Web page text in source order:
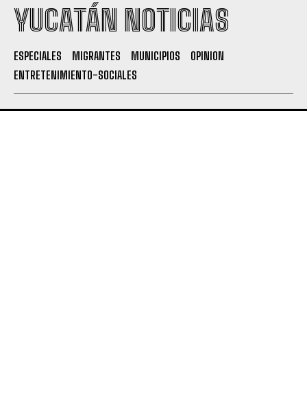
YUCATÁN NOTICIAS
ESPECIALES MIGRANTES MUNICIPIOS
OPINION
ENTRETENIMIENTO-SOCIALES